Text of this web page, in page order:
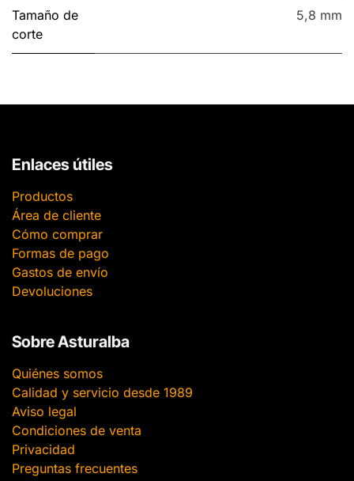
Tamaño de
corte
5,8 mm
Enlaces útiles
Productos
Área de cliente
Cómo comprar
Formas de pago
Gastos de envío
Devoluciones
Sobre Asturalba
Quiénes somos
Calidad y servicio desde 1989
Aviso legal
Condiciones de venta
Privacidad
Preguntas frecuentes